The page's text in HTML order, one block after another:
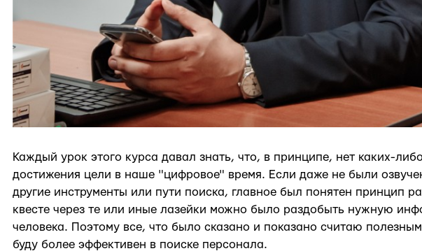
Каждый урок этого курса давал знать, что, в принципе, нет каких-
достижения цели в наше "цифровое" время. Если даже не были
другие инструменты или пути поиска, главное был понятен принцип
квесте через те или иные лазейки можно было раздобыть нужную
человека. Поэтому все, что было сказано и показано считаю
буду более эффективен в поиске персонала.